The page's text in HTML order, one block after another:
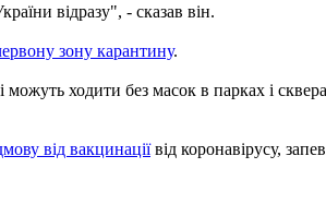
відразу", - сказав він.
зону карантину.
можуть ходити без масок в парках і
від вакцинаціївід коронавірусу,